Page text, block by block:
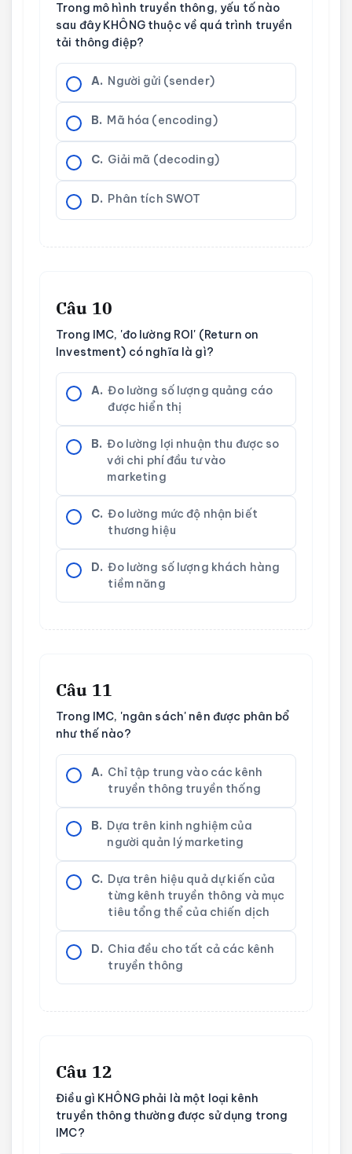
Trong mô hình truyền thông, yếu tố nào
sau đây KHÔNG thuộc về quá trình truyền
tải thông điệp?
A. Người gửi (sender)
B. Mã hóa (encoding)
C. Giải mã (decoding)
D. Phân tích SWOT
Câu 10
Trong IMC, 'đo lường ROI' (Return on
Investment) có nghĩa là gì?
A. Đo lường số lượng quảng cáo
được hiển thị
B. Đo lường lợi nhuận thu được so
với chi phí đầu tư vào
marketing
C. Đo lường mức độ nhận biết
thương hiệu
D. Đo lường số lượng khách hàng
tiềm năng
Câu 11
Trong IMC, 'ngân sách' nên được phân bổ
như thế nào?
A. Chỉ tập trung vào các kênh
truyền thông truyền thống
B. Dựa trên kinh nghiệm của
người quản lý marketing
C. Dựa trên hiệu quả dự kiến của
từng kênh truyền thông và mục
tiêu tổng thể của chiến dịch
D. Chia đều cho tất cả các kênh
truyền thông
Câu 12
Điều gì KHÔNG phải là một loại kênh
truyền thông thường được sử dụng trong
IMC?